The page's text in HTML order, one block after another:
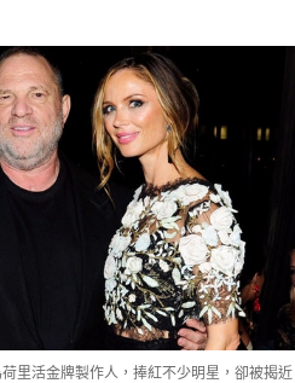
里活金牌製作人，捧紅不少明星，卻被揭近